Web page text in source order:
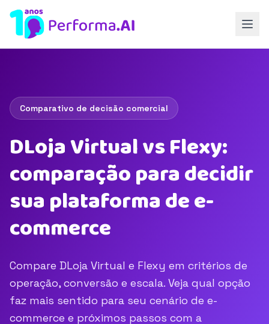
Comparativo de decisão comercial
DLoja Virtual vs Flexy:
comparação para decidir
sua plataforma de e-
commerce
Compare DLoja Virtual e Flexy em critérios de
operação, conversão e escala. Veja qual opção
faz mais sentido para seu cenário de e-
commerce e próximos passos com a